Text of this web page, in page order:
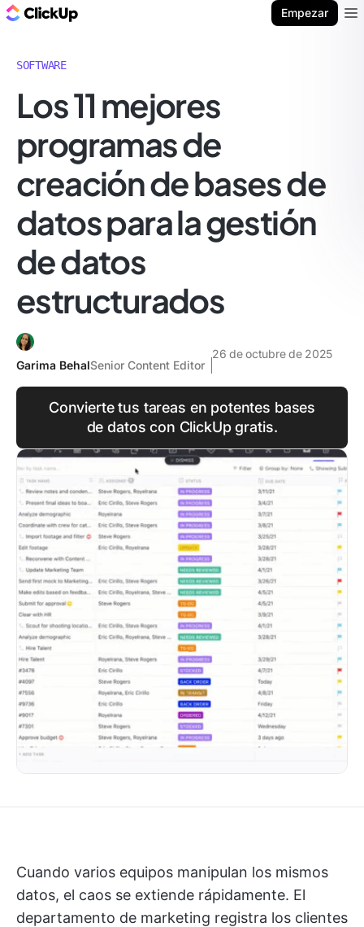
Empezar
SOFTWARE
Los 11 mejores
programas de
creación de bases de
datos para la gestión
de datos
estructurados
Garima BehalSenior Content Editor
26 de octubre de 2025
Convierte tus tareas en potentes bases
de datos con ClickUp gratis.
Cuando varios equipos manipulan los mismos
datos, el caos se extiende rápidamente. El
departamento de marketing registra los clientes